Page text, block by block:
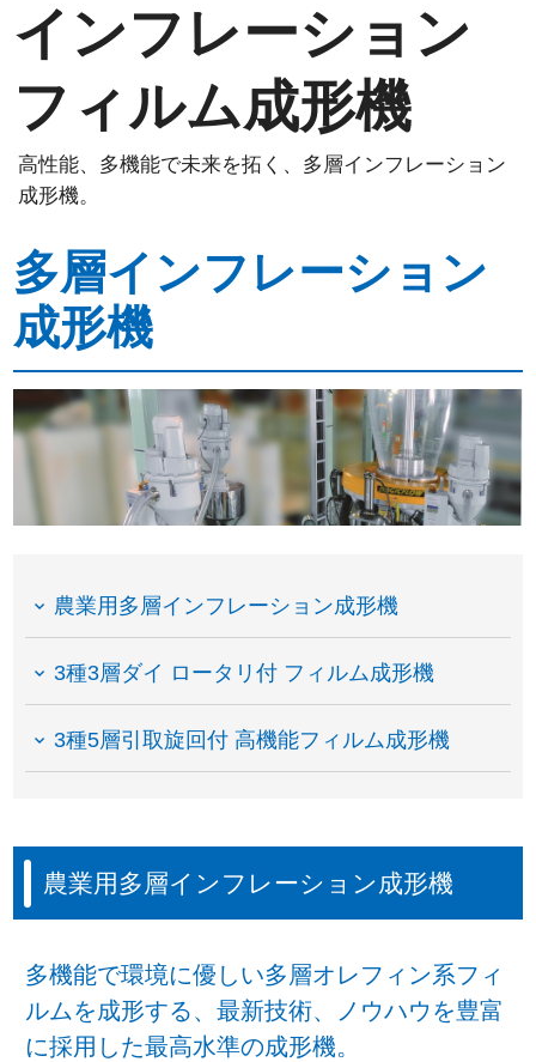
インフレーション
フィルム成形機
高性能、多機能で未来を拓く、多層インフレーション
成形機。
多層インフレーション
成形機
農業用多層インフレーション成形機
3種3層ダイ ロータリ付 フィルム成形機
3種5層引取旋回付 高機能フィルム成形機
農業用多層インフレーション成形機
多機能で環境に優しい多層オレフィン系フィ
ルムを成形する、最新技術、ノウハウを豊富
に採用した最高水準の成形機。